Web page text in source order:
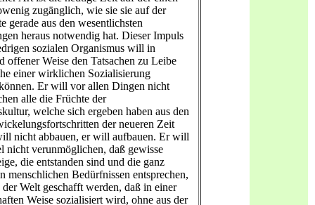
zugänglich, wie sie sie auf der
gerade aus den wesentlichsten
heraus notwendig hat. Dieser Impuls
sozialen Organismus will in
offener Weise den Tatsachen zu Leibe
einer wirklichen Sozialisierung
Er will vor allen Dingen nicht
alle die Früchte der
welche sich ergeben haben aus den
der neueren Zeit
nicht abbauen, er will aufbauen. Er will
nicht verunmöglichen, daß gewisse
die entstanden sind und die ganz
menschlichen Bedürfnissen entsprechen,
der Welt geschafft werden, daß in einer
Weise sozialisiert wird, ohne aus der